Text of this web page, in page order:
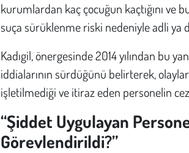
kurumlardan kaç çocuğun kaçtığını ve
suça sürüklenme riski nedeniyle adli ya
Kadıgil, önergesinde 2014 yılından bu
iddialarının sürdüğünü belirterek,
işletilmediği ve itiraz eden personelin
“Şiddet Uygulayan
Görevlendirildi?”